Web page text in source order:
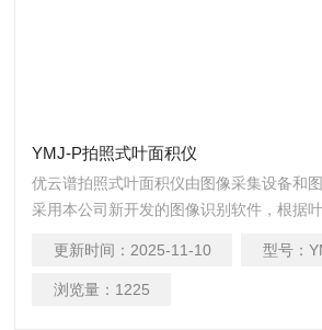
YMJ-P拍照式叶面积仪
优云谱拍照式叶面积仪由图像采集设备和
采用本公司新开发的图像识别软件，根据
片面积、周长、虫洞数量等参数。相比传
量更快速简便、结果更形象客观、数据多
更新时间： 2025-11-10 型号：
浏览量： 1225